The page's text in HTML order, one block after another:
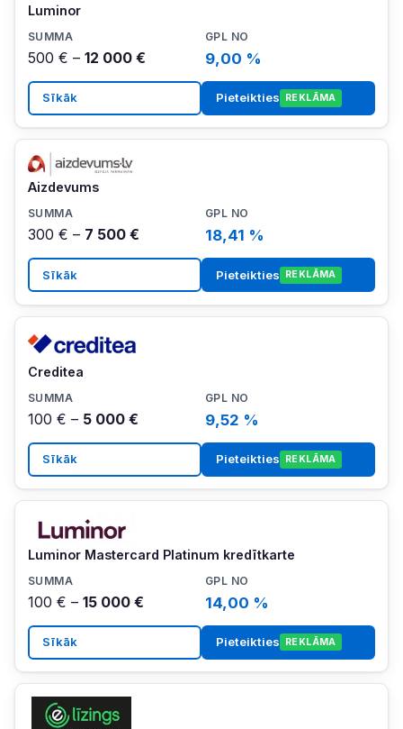
Luminor
500 € – 12 000 € 9,00 %
Sīkāk Pieteikties REKLĀMA
Aizdevums
300 € – 7 500 € 18,41 %
Sīkāk Pieteikties REKLĀMA
Creditea
100 € – 5 000 € 9,52 %
Sīkāk Pieteikties REKLĀMA
Luminor Mastercard Platinum kredītkarte
100 € – 15 000 € 14,00 %
Sīkāk Pieteikties REKLĀMA